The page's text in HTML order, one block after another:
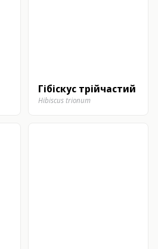
Гібіскус трійчастий
Hibiscus trionum